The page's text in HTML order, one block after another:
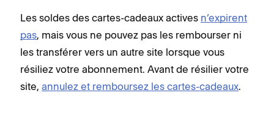
Les soldes des cartes-cadeaux actives n’expirent
pas, mais vous ne pouvez pas les rembourser ni
les transférer vers un autre site lorsque vous
résiliez votre abonnement. Avant de résilier votre
site, annulez et remboursez les cartes-cadeaux.